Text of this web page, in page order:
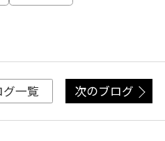
グ一覧 次のブログ